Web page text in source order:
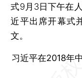
式9月3日下午在
近平出席开幕式
文。
习近平在2018年